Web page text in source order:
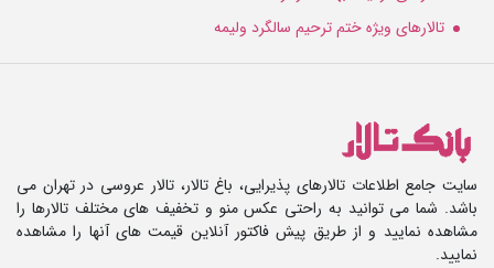
تالارهای ویژه ختم ترحیم سالگرد ولیمه
سایت جامع اطلاعات تالارهای پذیرایی، باغ تالار، تالار عروسی در تهران می
باشد. شما می توانید به راحتی عکس منو و تخفیف های مختلف تالارها را
مشاهده نمایید و از طریق پیش فاکتور آنلاین قیمت های آنها را مشاهده
نمایید.